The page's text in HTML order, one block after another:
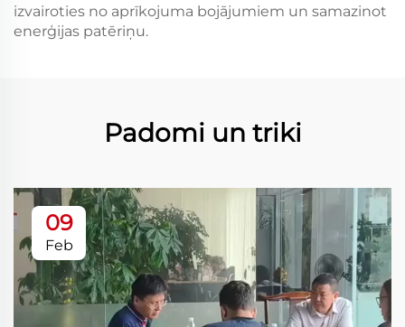
izvairoties no aprīkojuma bojājumiem un samazinot
enerģijas patēriņu.
Padomi un triki
09
Feb